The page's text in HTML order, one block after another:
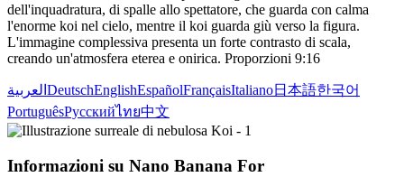
dell'inquadratura, di spalle allo spettatore, che guarda con calma
l'enorme koi nel cielo, mentre il koi guarda giù verso la figura.
L'immagine complessiva presenta un forte contrasto di scala,
creando un'atmosfera eterea e onirica. Proporzioni 9:16
العربية DeutschEnglishEspañolFrançaisItaliano日本語한국어
PortuguêsРусскийไทย中文
Informazioni su Nano Banana For